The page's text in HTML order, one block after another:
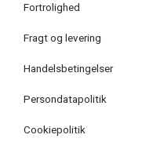
Fortrolighed
Fragt og levering
Handelsbetingelser
Persondatapolitik
Cookiepolitik